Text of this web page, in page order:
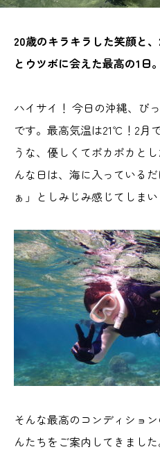
20歳のキラキラした笑顔と
とウツボに会えた最高の1日。
ハイサイ！ 今日の沖縄、び
です。最高気温は21℃！2月
うな、優しくてポカポカと
んな日は、海に入っている
ぁ」としみじみ感じてしまい
そんな最高のコンディショ
んたちをご案内してきまし